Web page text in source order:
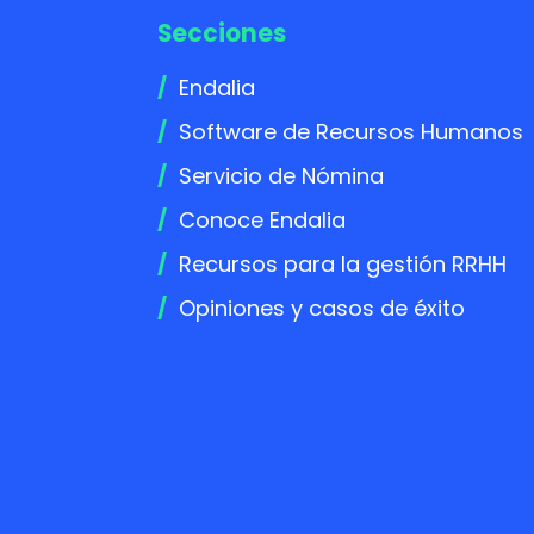
Secciones
Endalia
Software de Recursos Humanos
Servicio de Nómina
Conoce Endalia
Recursos para la gestión RRHH
Opiniones y casos de éxito